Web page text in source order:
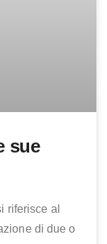
sue
riferisce al
di due o